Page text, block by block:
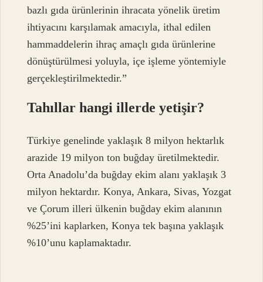
bazlı gıda ürünlerinin ihracata yönelik üretim
ihtiyacını karşılamak amacıyla, ithal edilen
hammaddelerin ihraç amaçlı gıda ürünlerine
dönüştürülmesi yoluyla, içe işleme yöntemiyle
gerçekleştirilmektedir.”
Tahıllar hangi illerde yetişir?
Türkiye genelinde yaklaşık 8 milyon hektarlık
arazide 19 milyon ton buğday üretilmektedir.
Orta Anadolu’da buğday ekim alanı yaklaşık 3
milyon hektardır. Konya, Ankara, Sivas, Yozgat
ve Çorum illeri ülkenin buğday ekim alanının
%25’ini kaplarken, Konya tek başına yaklaşık
%10’unu kaplamaktadır.